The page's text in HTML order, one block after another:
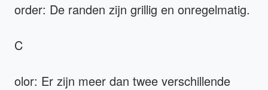
order: De randen zijn grillig en onregelmatig.
C
olor: Er zijn meer dan twee verschillende